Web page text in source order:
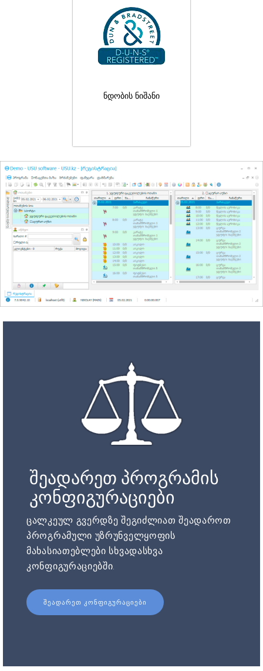
ნდობის ნიშანი
შეადარეთ პროგრამის
კონფიგურაციები
ცალკეულ გვერდზე შეგიძლიათ შეადაროთ
პროგრამული უზრუნველყოფის
მახასიათებლები სხვადასხვა
კონფიგურაციებში.
ᲨᲔᲐᲓᲐᲠᲔᲗ ᲙᲝᲜᲤᲘᲒᲣᲠᲐᲪᲘᲔᲑᲘ